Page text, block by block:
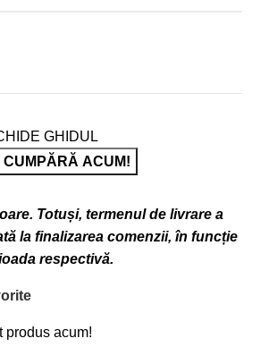
GHIDUL
CUMPĂRĂ ACUM!
Totuși, termenul de livrare a
la finalizarea comenzii, în funcție
respectivă.
produs acum!